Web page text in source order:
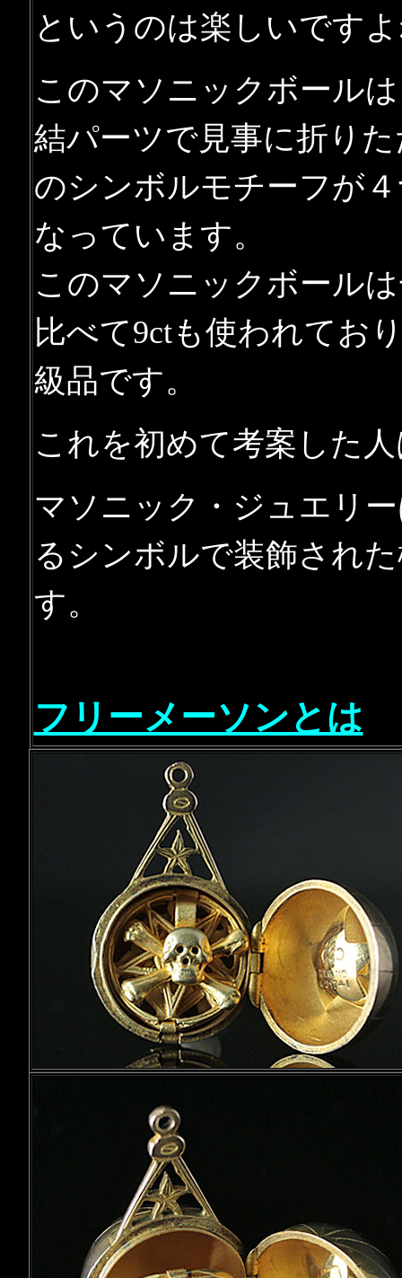
というのは楽しいです
このマソニックボール
結パーツで見事に折り
のシンボルモチーフが
なっています。
このマソニックボール
比べて9ctも使われてお
級品です。
これを初めて考案した
マソニック・ジュエリ
るシンボルで装飾され
す。
フリーメーソンとは